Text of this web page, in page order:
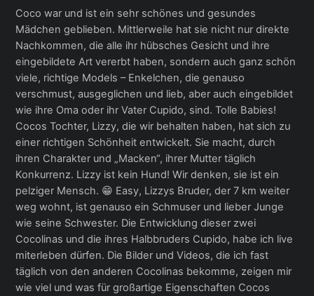
Coco war und ist ein sehr schönes und gesundes
Mädchen geblieben. Mittlerweile hat sie nicht nur direkte
Nachkommen, die alle ihr hübsches Gesicht und ihre
eingebildete Art vererbt haben, sondern auch ganz schön
viele, richtige Models – Enkelchen, die genauso
verschmust, ausgeglichen und lieb, aber auch eingebildet
wie ihre Oma oder ihr Vater Cupido, sind. Tolle Babies!
Cocos Tochter, Lizzy, die wir behalten haben, hat sich zu
einer richtigen Schönheit entwickelt. Sie macht, durch
ihren Charakter und „Macken“, ihrer Mutter täglich
Konkurrenz. Lizzy ist kein Hund! Wir denken, sie ist ein
pelziger Mensch. 😁 Easy, Lizzys Bruder, der 7 km weiter
weg wohnt, ist genauso ein Schmuser und lieber Junge
wie seine Schwester. Die Entwicklung dieser zwei
Cocolinas und die ihres Halbbruders Cupido, habe ich live
miterleben dürfen. Die Bilder und Videos, die ich fast
täglich von den anderen Cocolinas bekomme, zeigen mir
wie viel und was für großartige Eigenschaften Cocos